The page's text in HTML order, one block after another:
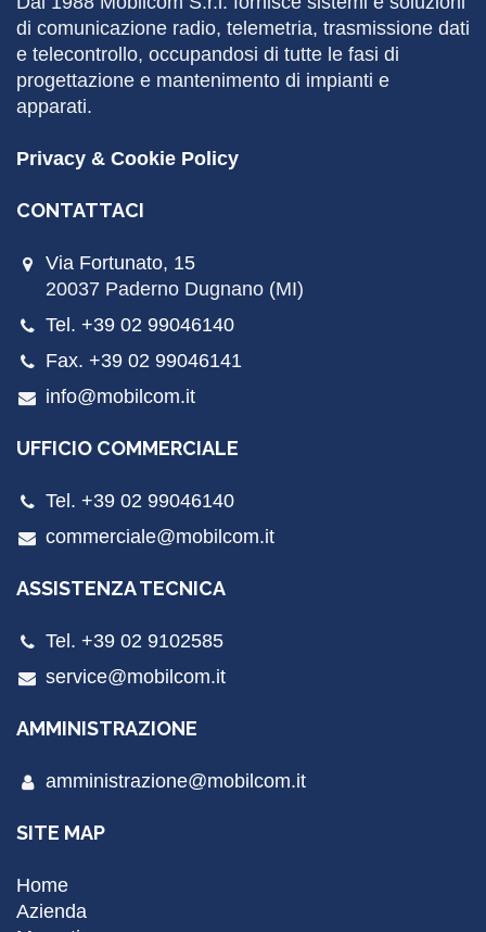
di comunicazione radio, telemetria, trasmissione dati
e telecontrollo, occupandosi di tutte le fasi di
progettazione e mantenimento di impianti e
apparati.
Privacy & Cookie Policy
CONTATTACI
Via Fortunato, 15
20037 Paderno Dugnano (MI)
Tel. +39 02 99046140
Fax. +39 02 99046141
info@mobilcom.it
UFFICIO COMMERCIALE
Tel. +39 02 99046140
commerciale@mobilcom.it
ASSISTENZA TECNICA
Tel. +39 02 9102585
service@mobilcom.it
AMMINISTRAZIONE
amministrazione@mobilcom.it
SITE MAP
Home
Azienda